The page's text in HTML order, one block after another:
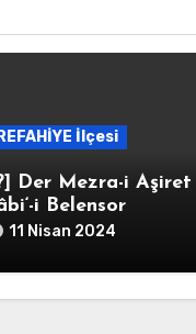
REFAHİYE İlçesi
Der Mezra-i Aşiret
i Belensor
11 Nisan 2024